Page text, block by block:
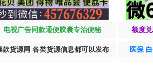
电视广告同款通便胶囊专治便秘 额度
款货源网 各类货源信息都可以发布 医保